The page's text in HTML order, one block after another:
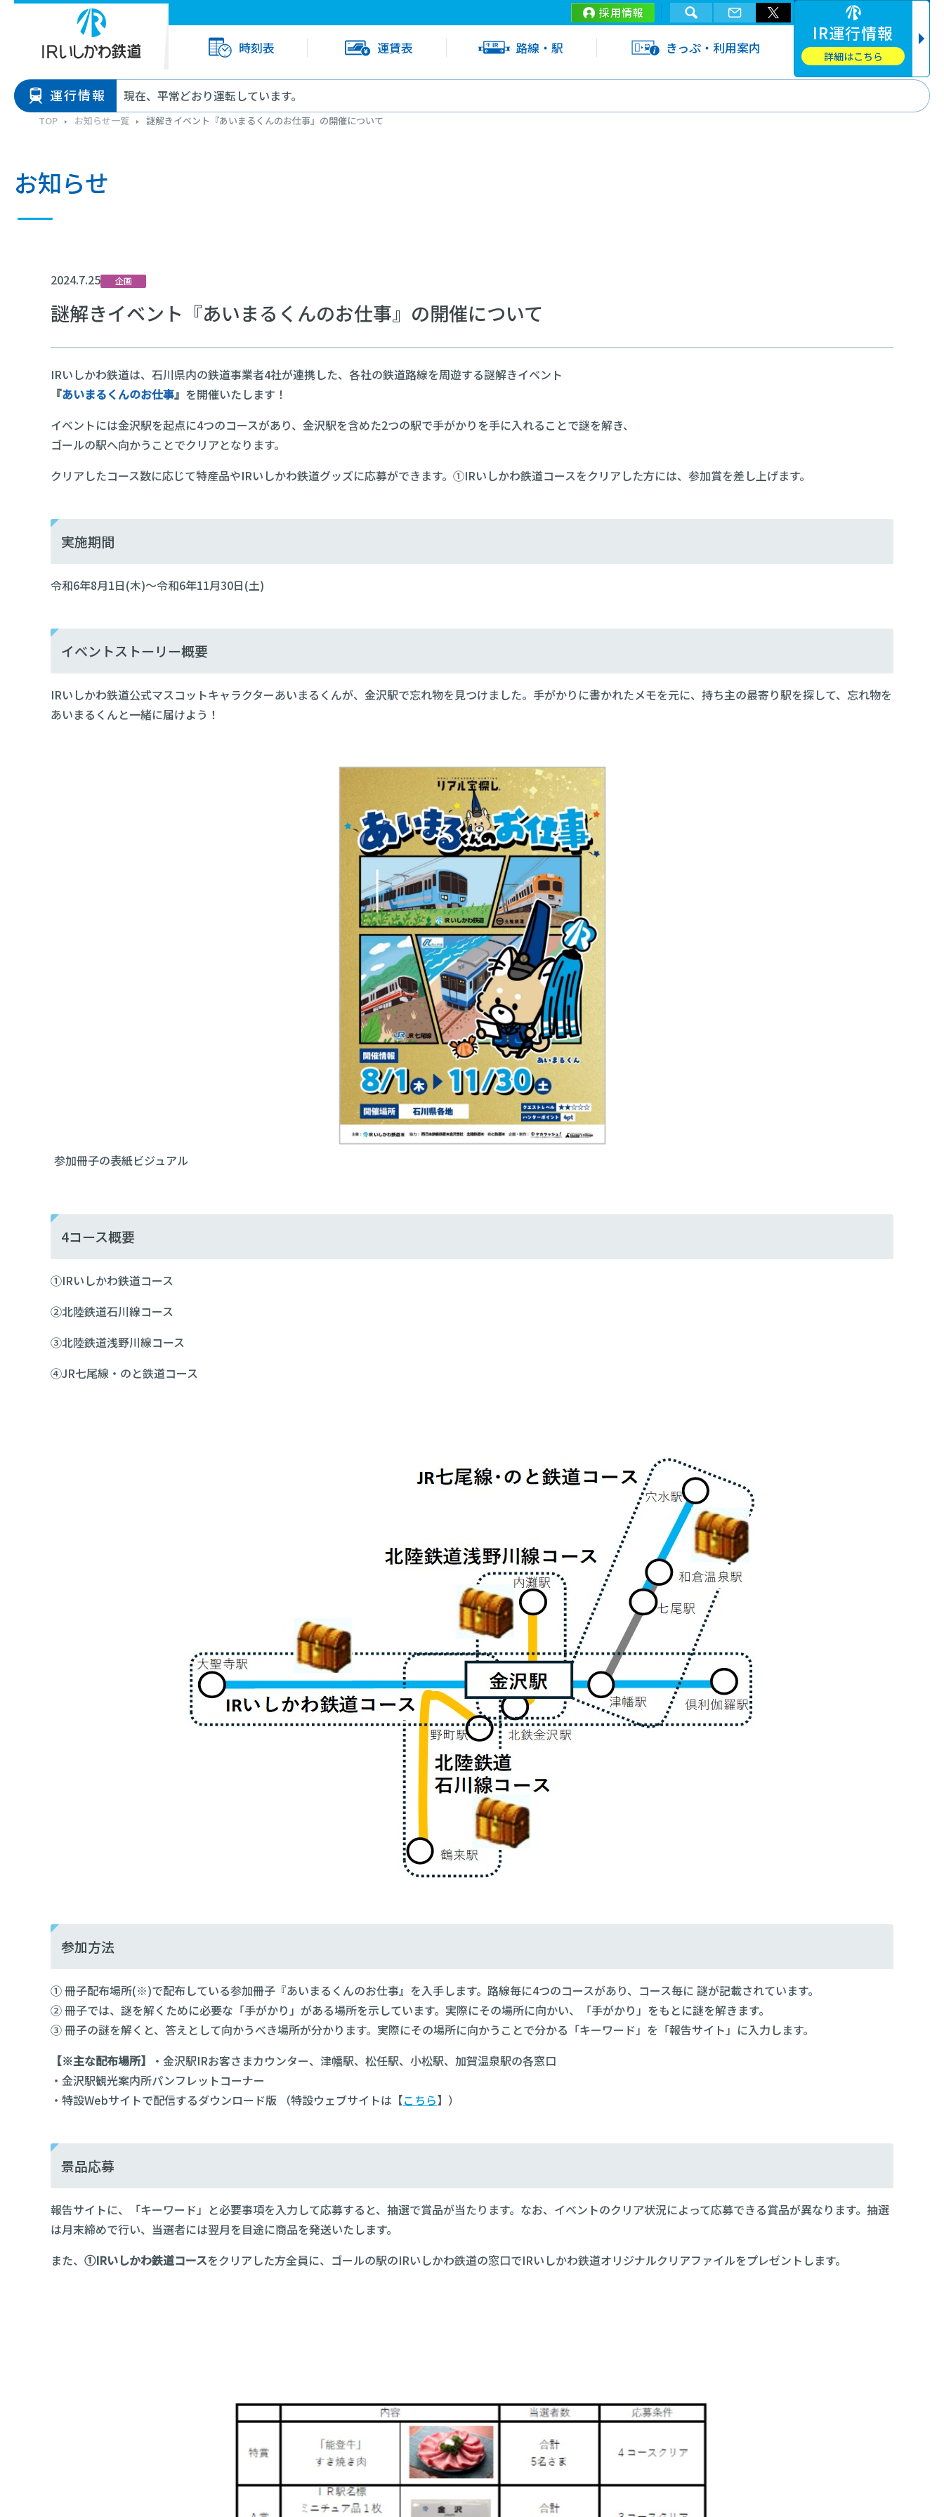
採用情報
時刻表 運賃表 路線・駅 きっぷ・利用案内
IR運行情報
詳細はこちら
運行情報 現在、平常どおり運転しています。
TOP お知らせ一覧 謎解きイベント『あいまるくんのお仕事』の開催について
お知らせ
2024.7.25 企画
謎解きイベント『あいまるくんのお仕事』の開催について
IRいしかわ鉄道は、石川県内の鉄道事業者4社が連携した、各社の鉄道路線を周遊する謎解きイベント
『あいまるくんのお仕事』 を開催いたします！
イベントには金沢駅を起点に4つのコースがあり、金沢駅を含めた2つの駅で手がかりを手に入れることで謎を解き、
ゴールの駅へ向かうことでクリアとなります。
クリアしたコース数に応じて特産品やIRいしかわ鉄道グッズに応募ができます。①IRいしかわ鉄道コースをクリアした方には、参加賞を差し上げます。
実施期間
令和6年8月1日(木)～令和6年11月30日(土)
イベントストーリー概要
IRいしかわ鉄道公式マスコットキャラクターあいまるくんが、金沢駅で忘れ物を見つけました。手がかりに書かれたメモを元に、持ち主の最寄り駅を探して、忘れ物を
あいまるくんと一緒に届けよう！
参加冊子の表紙ビジュアル
4コース概要
①IRいしかわ鉄道コース
②北陸鉄道石川線コース
③北陸鉄道浅野川線コース
④JR七尾線・のと鉄道コース
参加方法
① 冊子配布場所(※)で配布している参加冊子『あいまるくんのお仕事』を入手します。路線毎に4つのコースがあり、コース毎に 謎が記載されています。
② 冊子では、謎を解くために必要な「手がかり」がある場所を示しています。実際にその場所に向かい、「手がかり」をもとに謎を解きます。
③ 冊子の謎を解くと、答えとして向かうべき場所が分かります。実際にその場所に向かうことで分かる「キーワード」を「報告サイト」に入力します。
【※主な配布場所】
・金沢駅IRお客さまカウンター、津幡駅、松任駅、小松駅、加賀温泉駅の各窓口
・金沢駅観光案内所パンフレットコーナー
・特設Webサイトで配信するダウンロード版 （特設ウェブサイトは【こちら】）
景品応募
報告サイトに、「キーワード」と必要事項を入力して応募すると、抽選で賞品が当たります。なお、イベントのクリア状況によって応募できる賞品が異なります。抽選
は月末締めで行い、当選者には翌月を目途に商品を発送いたします。
また、 ①IRいしかわ鉄道コースをクリアした方全員に、ゴールの駅のIRいしかわ鉄道の窓口でIRいしかわ鉄道オリジナルクリアファイルをプレゼントします。